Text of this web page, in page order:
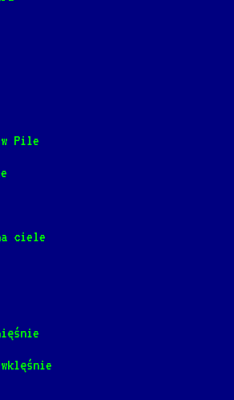
w Pile
na wino
mordy
Sida]
Sida]
w Pile
ciele